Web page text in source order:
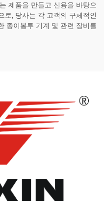
제품을 만들고 신용을 바탕으
로, 당사는 각 고객의 구체적인
종이봉투 기계 및 관련 장비를